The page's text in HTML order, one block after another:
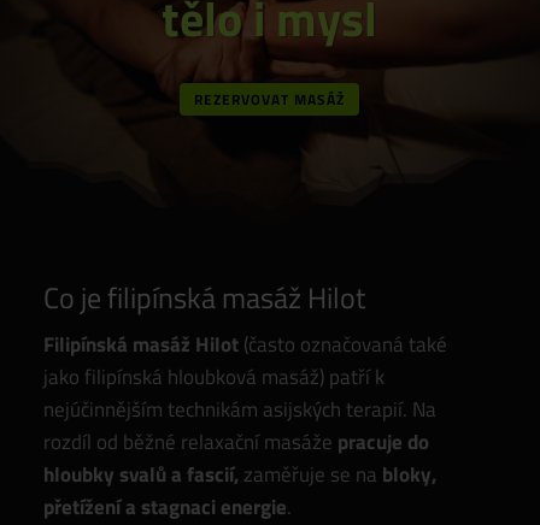
tělo i mysl
REZERVOVAT MASÁŽ
Co je filipínská masáž Hilot
Filipínská masáž Hilot(často označovaná také
jako filipínská hloubková masáž) patří k
nejúčinnějším technikám asijských terapií. Na
rozdíl od běžné relaxační masáže pracuje do
hloubky svalů a fascií, zaměřuje se na bloky,
přetížení a stagnaci energie.